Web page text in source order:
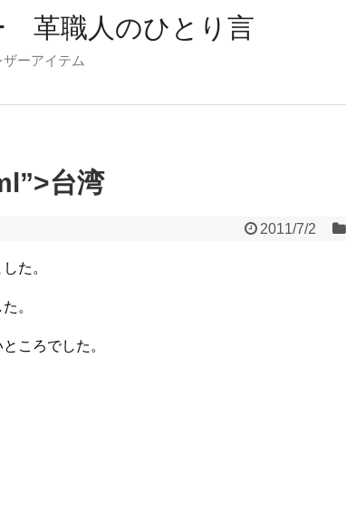
革職人のひとり言
ザーアイテム
台湾
2011/7/2
た。
。
ころでした。